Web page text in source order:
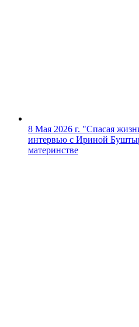
8 Мая 2026 г. "Спасая
интервью с Ириной
материнстве